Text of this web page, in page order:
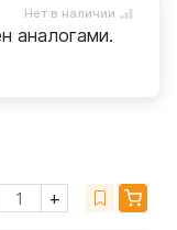
+
Нет в наличии
аналогами.